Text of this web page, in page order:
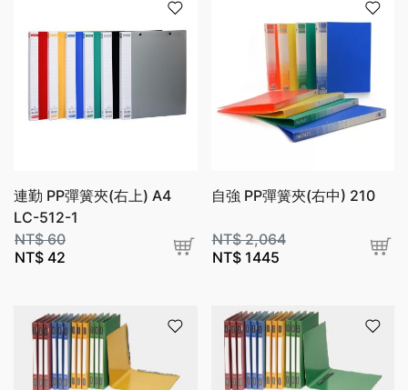
連勤 PP彈簧夾(右上) A4
LC-512-1
NT$60
NT$ 42
自強 PP彈簧夾(右中) 210
NT$2,064
NT$1445